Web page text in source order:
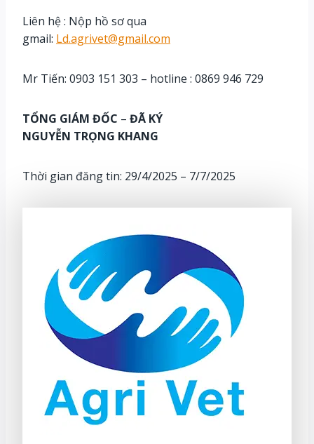
Liên hệ : Nộp hồ sơ qua
gmail: Ld.agrivet@gmail.com
Mr Tiến: 0903 151 303 – hotline : 0869 946 729
TỔNG GIÁM ĐỐC – ĐÃ KÝ
NGUYỄN TRỌNG KHANG
Thời gian đăng tin: 29/4/2025 – 7/7/2025